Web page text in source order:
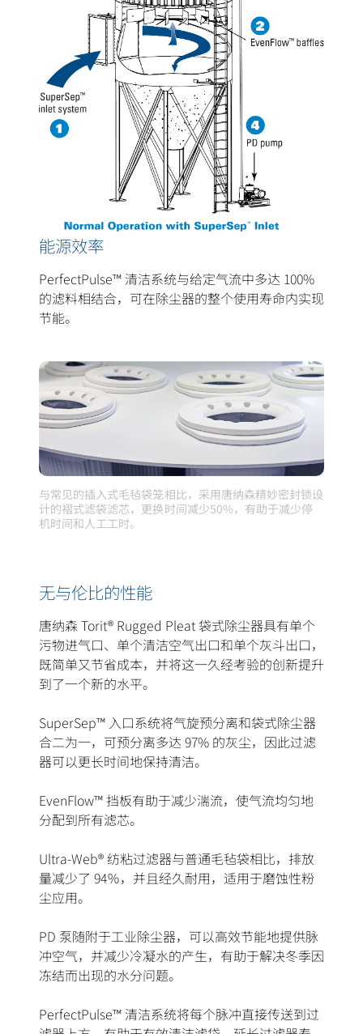
能源效率
PerfectPulse™ 清洁系统与给定气流中多达 100%
的滤料相结合，可在除尘器的整个使用寿命内实现
节能。
与常见的插入式毛毡袋笼相比，采用唐纳森精妙密封锁设
计的褶式滤袋滤芯，更换时间减少50%，有助于减少停
机时间和人工工时。
无与伦比的性能
唐纳森 Torit® Rugged Pleat 袋式除尘器具有单个
污物进气口、单个清洁空气出口和单个灰斗出口，
既简单又节省成本，并将这一久经考验的创新提升
到了一个新的水平。
SuperSep™ 入口系统将气旋预分离和袋式除尘器
合二为一，可预分离多达 97% 的灰尘，因此过滤
器可以更长时间地保持清洁。
EvenFlow™ 挡板有助于减少湍流，使气流均匀地
分配到所有滤芯。
Ultra-Web® 纺粘过滤器与普通毛毡袋相比，排放
量减少了 94％，并且经久耐用，适用于磨蚀性粉
尘应用。
PD 泵随附于工业除尘器，可以高效节能地提供脉
冲空气，并减少冷凝水的产生，有助于解决冬季因
冻结而出现的水分问题。
PerfectPulse™ 清洁系统将每个脉冲直接传送到过